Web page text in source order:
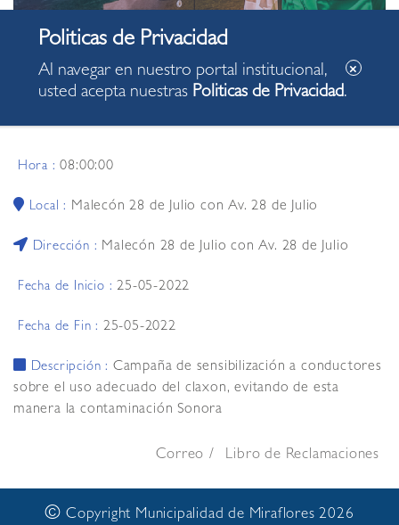
Hora :08:00:00
Local : Malecón 28 de Julio con Av. 28 de Julio
Dirección : Malecón 28 de Julio con Av. 28 de Julio
Fecha de Inicio : 25-05-2022
Fecha de Fin : 25-05-2022
Descripción : Campaña de sensibilización a conductores
sobre el uso adecuado del claxon, evitando de esta
manera la contaminación Sonora
Correo Libro de Reclamaciones
© Copyright Municipalidad de Miraflores 2026
Al navegar en nuestro portal institucional,
usted acepta nuestras Politicas de Privacidad.